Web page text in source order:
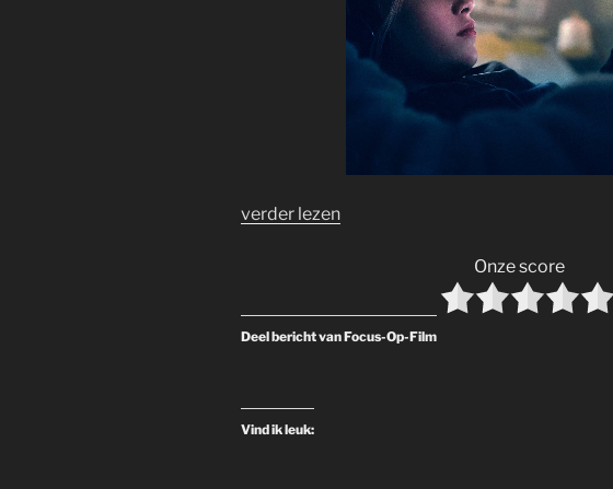
verder lezen
Onze score
Deel bericht van Focus-Op-Film
Vind ik leuk: